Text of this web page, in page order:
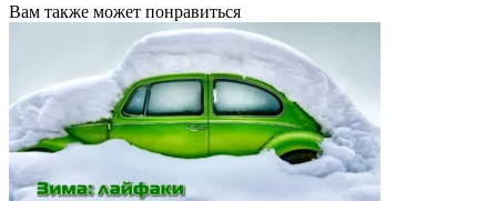
Вам также может понравиться